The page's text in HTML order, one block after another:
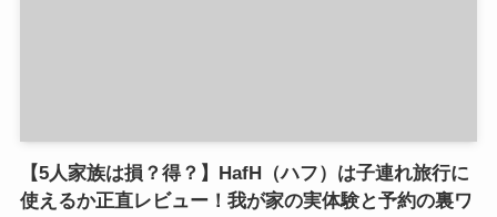
【5人家族は損？得？】HafH（ハフ）は子連れ旅行に
使えるか正直レビュー！我が家の実体験と予約の裏ワ